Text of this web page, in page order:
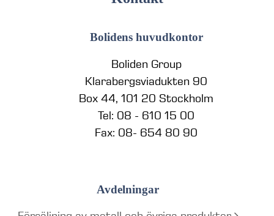
Bolidens huvudkontor
Boliden Group
Klarabergsviadukten 90
Box 44, 101 20 Stockholm
Tel: 08 - 610 15 00
Fax: 08- 654 80 90
Avdelningar